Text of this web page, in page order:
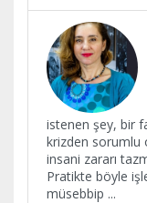
istenen şey, bir
krizden sorumlu
insani zararı
Pratikte böyle
müsebbip ...